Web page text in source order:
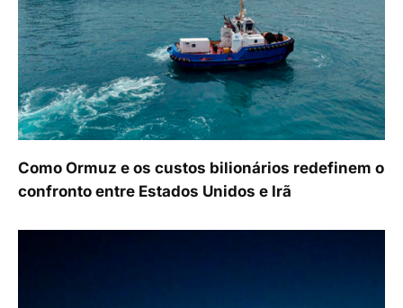
Como Ormuz e os custos bilionários redefinem o
confronto entre Estados Unidos e Irã